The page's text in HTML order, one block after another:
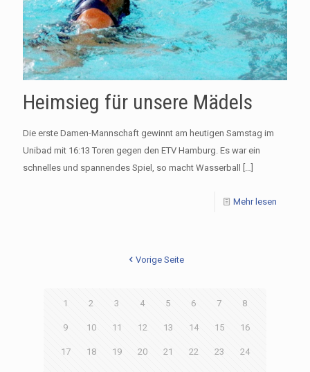
Heimsieg für unsere Mädels
Die erste Damen-Mannschaft gewinnt am heutigen Samstag im
Unibad mit 16:13 Toren gegen den ETV Hamburg. Es war ein
schnelles und spannendes Spiel, so macht Wasserball
[…]
Mehr lesen
Vorige Seite
1 2 3 4 5 6 7 8
9 10 11 12 13 14 15 16
17 18 19 20 21 22 23 24